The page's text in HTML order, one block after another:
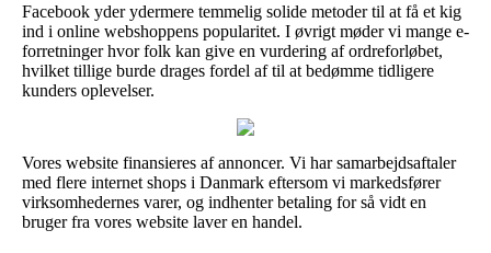
Facebook yder ydermere temmelig solide metoder til at få et kig
ind i online webshoppens popularitet. I øvrigt møder vi mange e-
forretninger hvor folk kan give en vurdering af ordreforløbet,
hvilket tillige burde drages fordel af til at bedømme tidligere
kunders oplevelser.
Vores website finansieres af annoncer. Vi har samarbejdsaftaler
med flere internet shops i Danmark eftersom vi markedsfører
virksomhedernes varer, og indhenter betaling for så vidt en
bruger fra vores website laver en handel.